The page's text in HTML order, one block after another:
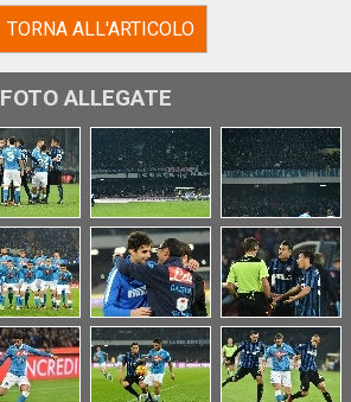
TORNA ALL'ARTICOLO
FOTO ALLEGATE